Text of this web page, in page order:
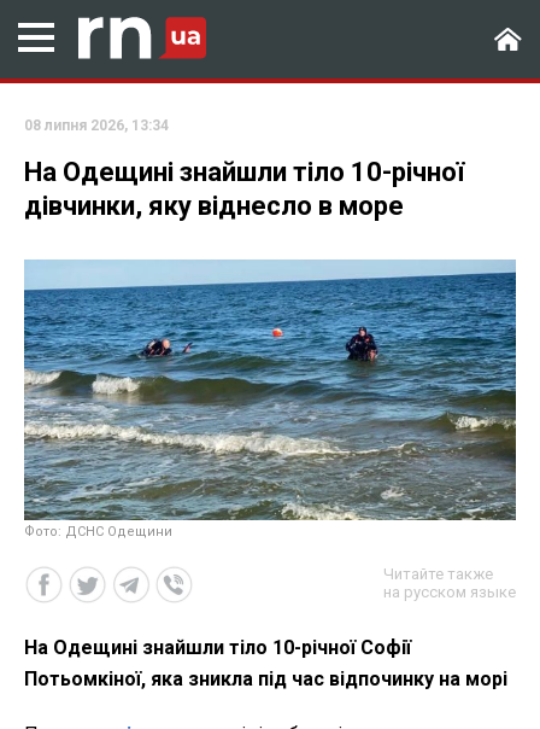
08 липня 2026, 13:34
На Одещині знайшли тіло 10-річної
дівчинки, яку віднесло в море
Фото: ДСНС Одещини
Читайте также
на русском языке
На Одещині знайшли тіло 10-річної Софії
Потьомкіної, яка зникла під час відпочинку на морі